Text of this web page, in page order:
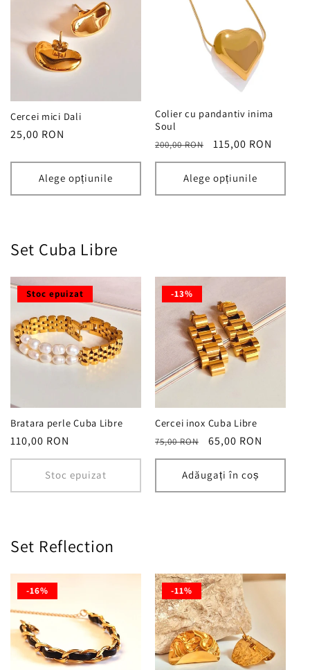
Cercei mici Dali
Preț
25,00 RON
Alege opțiunile
Colier cu pandantiv inima
Soul
Preț
obișnuit
200,00 RON
Preț
redus
115,00 RON
Alege opțiunile
Set Cuba Libre
Stoc epuizat
Bratara perle Cuba Libre
Preț
obișnuit
110,00 RON
Stoc epuizat
-13%
Cercei inox Cuba Libre
Preț
obișnuit
75,00 RON
Preț
redus
65,00 RON
Adăugați în coș
Set Reflection
-16% -11%